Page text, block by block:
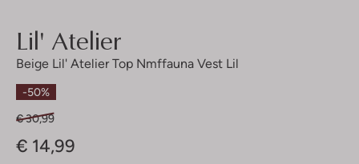
Lil' Atelier
Beige Lil' Atelier Top Nmffauna Vest Lil
-50%
€ 30,99
€ 14,99